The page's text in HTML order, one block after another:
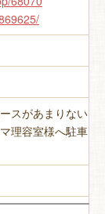
スがあまりない
理容室様へ駐車